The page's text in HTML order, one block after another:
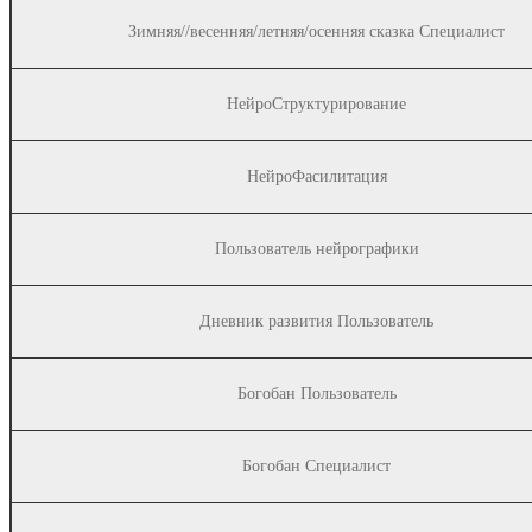
Зимняя//весенняя/летняя/осенняя сказка Специалист
НейроСтруктурирование
НейроФасилитация
Пользователь нейрографики
Дневник развития Пользователь
Богобан Пользователь
Богобан Специалист